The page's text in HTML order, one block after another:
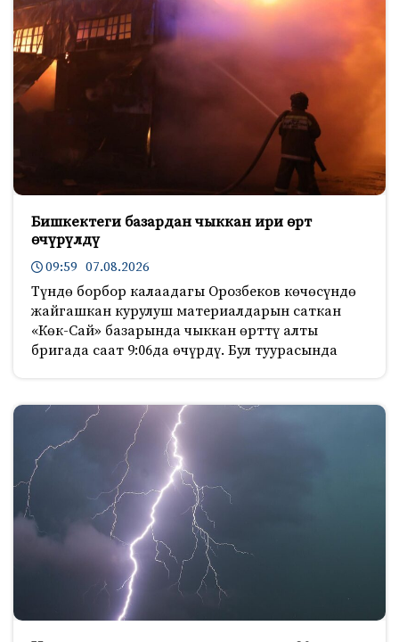
Бишкектеги базардан чыккан ири өрт
өчүрүлдү
09:59 07.08.2026
Түндө борбор калаадагы Орозбеков көчөсүндө
жайгашкан курулуш материалдарын саткан
«Көк-Сай» базарында чыккан өрттү алты
бригада саат 9:06да өчүрдү. Бул туурасында